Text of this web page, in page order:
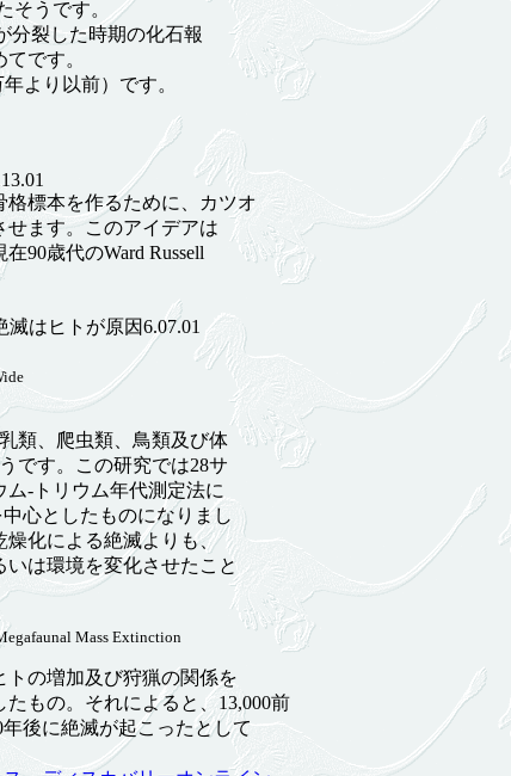
うです。
分裂した時期の化石報
です。
より以前）です。
標本を作るために、カツオ
ます。このアイデアは
90歳代のWard Russell
はヒトが原因6.07.01
類、爬虫類、鳥類及び体
です。この研究では28サ
-トリウム年代測定法に
心としたものになりまし
化による絶滅よりも、
は環境を変化させたこと
Mass Extinction
の増加及び狩猟の関係を
もの。それによると、13,000前
後に絶滅が起こったとして